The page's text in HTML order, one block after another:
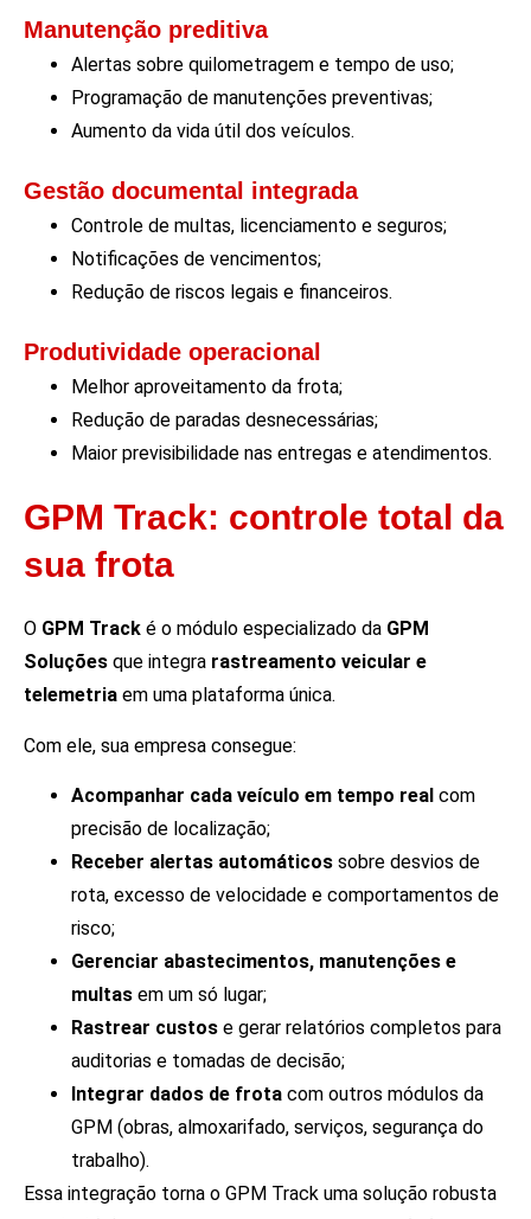
Manutenção preditiva
Alertas sobre quilometragem e tempo de uso;
Programação de manutenções preventivas;
Aumento da vida útil dos veículos.
Gestão documental integrada
Controle de multas, licenciamento e seguros;
Notificações de vencimentos;
Redução de riscos legais e financeiros.
Produtividade operacional
Melhor aproveitamento da frota;
Redução de paradas desnecessárias;
Maior previsibilidade nas entregas e atendimentos.
GPM Track: controle total da
sua frota
O GPM Track é o módulo especializado da GPM
Soluções que integra rastreamento veicular e
telemetria em uma plataforma única.
Com ele, sua empresa consegue:
Acompanhar cada veículo em tempo real com
precisão de localização;
Receber alertas automáticos sobre desvios de
rota, excesso de velocidade e comportamentos de
risco;
Gerenciar abastecimentos, manutenções e
multas em um só lugar;
Rastrear custos e gerar relatórios completos para
auditorias e tomadas de decisão;
Integrar dados de frota com outros módulos da
GPM (obras, almoxarifado, serviços, segurança do
trabalho).
Essa integração torna o GPM Track uma solução robusta